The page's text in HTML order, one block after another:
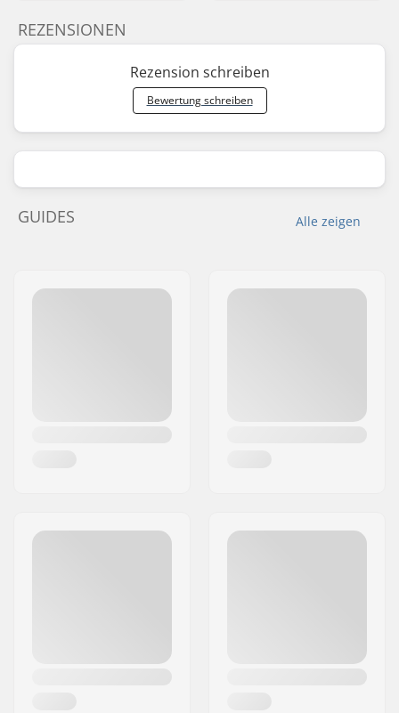
REZENSIONEN
Rezension schreiben
Bewertung schreiben
Alle zeigen
GUIDES